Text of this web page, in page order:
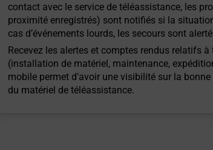
contact avec le service de téléassistance, les
proximité enregistrés) sont notifiés si la
cas d’événements lourds, les secours sont
Recevez les alertes et comptes rendus relatifs
(installation de matériel, maintenance,
mobile permet d’avoir une visibilité sur la
du matériel de téléassistance.